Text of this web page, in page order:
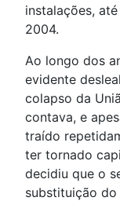
instalações,
2004.
Ao longo dos
evidente
colapso da
contava, e
traído
ter tornado
decidiu que o
substituição